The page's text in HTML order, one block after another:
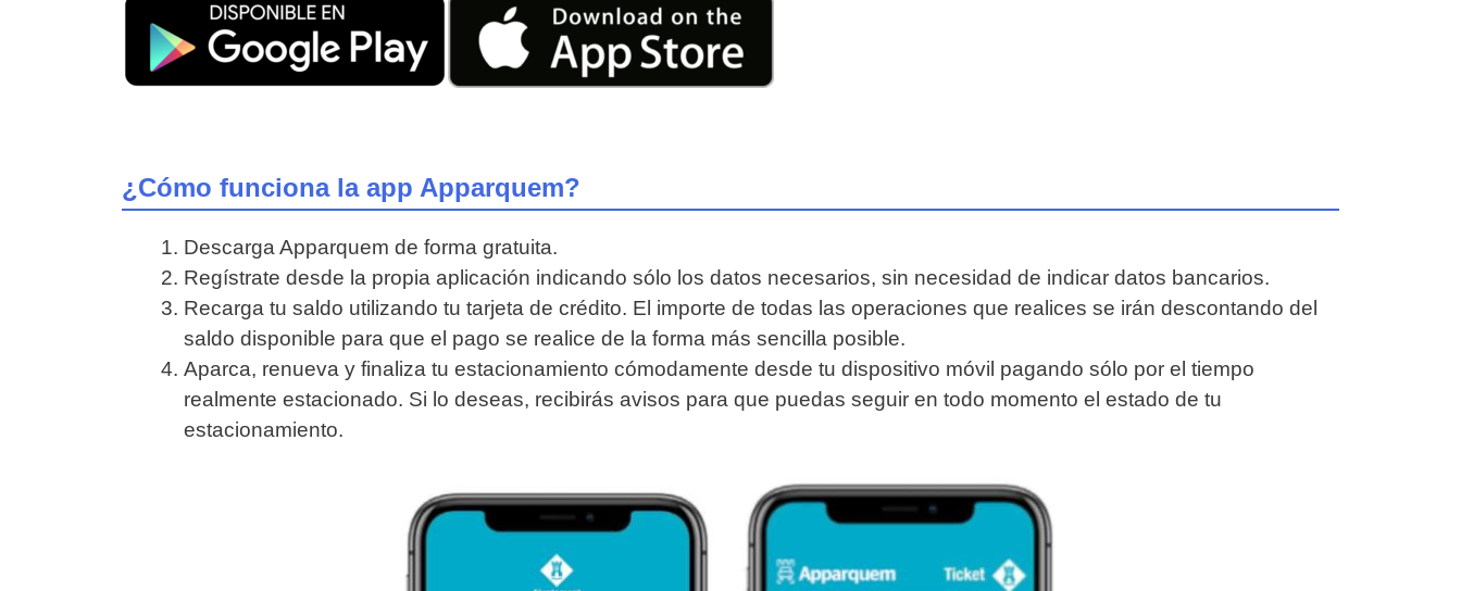
¿Cómo funciona la app Apparquem?
Descarga Apparquem de forma gratuita.
Regístrate desde la propia aplicación indicando sólo los datos necesarios, sin necesidad de indicar datos bancarios.
Recarga tu saldo utilizando tu tarjeta de crédito. El importe de todas las operaciones que realices se irán descontando del
saldo disponible para que el pago se realice de la forma más sencilla posible.
Aparca, renueva y finaliza tu estacionamiento cómodamente desde tu dispositivo móvil pagando sólo por el tiempo
realmente estacionado. Si lo deseas, recibirás avisos para que puedas seguir en todo momento el estado de tu
estacionamiento.